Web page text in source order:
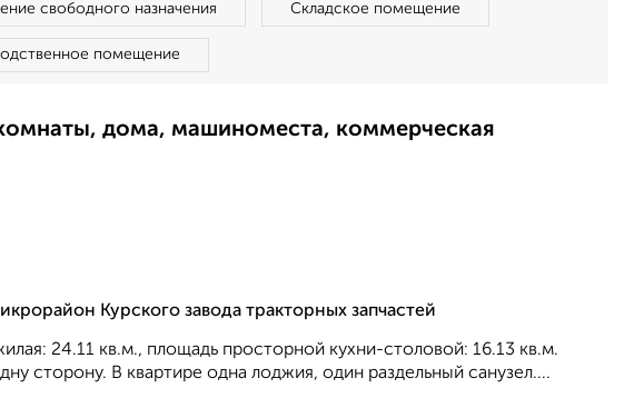
свободного назначения Складское помещение
помещение
дома, машиноместа, коммерческая
Курского завода тракторных запчастей
24.11 кв.м., площадь просторной кухни-столовой: 16.13 кв.м.
сторону. В квартире одна лоджия, один раздельный санузел....